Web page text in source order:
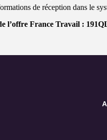
de réception dans le
l’offre France Travail :